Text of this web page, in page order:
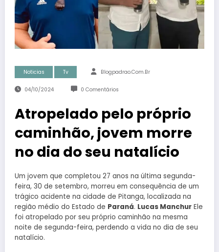
Noticias Tv Blogpadrao.com.br
04/10/2024 0 Comentários
Atropelado pelo próprio
caminhão, jovem morre
no dia do seu natalício
Um jovem que completou 27 anos na última segunda-
feira, 30 de setembro, morreu em consequência de um
trágico acidente na cidade de Pitanga, localizada na
região médio do Estado de Paraná. Lucas Manchur Ele
foi atropelado por seu próprio caminhão na mesma
noite de segunda-feira, perdendo a vida no dia de seu
natalício.